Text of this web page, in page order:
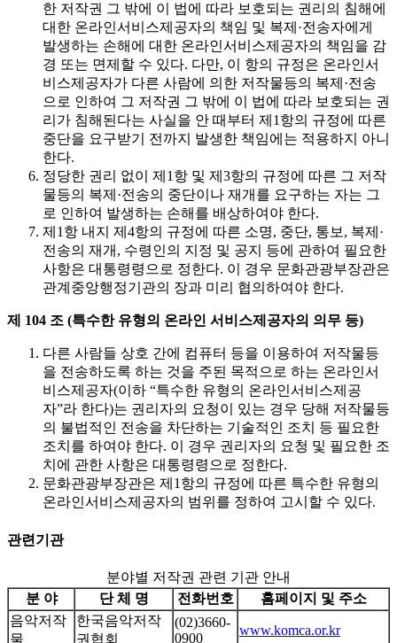
한 저작권 그 밖에 이 법에 따라 보호되는 권리의 침해에
대한 온라인서비스제공자의 책임 및 복제·전송자에게
발생하는 손해에 대한 온라인서비스제공자의 책임을 감
경 또는 면제할 수 있다. 다만, 이 항의 규정은 온라인서
비스제공자가 다른 사람에 의한 저작물등의 복제·전송
으로 인하여 그 저작권 그 밖에 이 법에 따라 보호되는 권
리가 침해된다는 사실을 안 때부터 제1항의 규정에 따른
중단을 요구받기 전까지 발생한 책임에는 적용하지 아니
한다.
정당한 권리 없이 제1항 및 제3항의 규정에 따른 그 저작
물등의 복제·전송의 중단이나 재개를 요구하는 자는 그
로 인하여 발생하는 손해를 배상하여야 한다.
제1항 내지 제4항의 규정에 따른 소명, 중단, 통보, 복제·
전송의 재개, 수령인의 지정 및 공지 등에 관하여 필요한
사항은 대통령령으로 정한다. 이 경우 문화관광부장관은
관계중앙행정기관의 장과 미리 협의하여야 한다.
제 104 조 (특수한 유형의 온라인 서비스제공자의 의무 등)
다른 사람들 상호 간에 컴퓨터 등을 이용하여 저작물등
을 전송하도록 하는 것을 주된 목적으로 하는 온라인서
비스제공자(이하 “특수한 유형의 온라인서비스제공
자”라 한다)는 권리자의 요청이 있는 경우 당해 저작물등
의 불법적인 전송을 차단하는 기술적인 조치 등 필요한
조치를 하여야 한다. 이 경우 권리자의 요청 및 필요한 조
치에 관한 사항은 대통령령으로 정한다.
문화관광부장관은 제1항의 규정에 따른 특수한 유형의
온라인서비스제공자의 범위를 정하여 고시할 수 있다.
관련기관
분야별 저작권 관련 기관 안내
분 야
단 체 명 전화번호
홈페이지 및 주소
음악저작
물
한국음악저작
권협회
(02)3660-
0900
www.komca.or.kr